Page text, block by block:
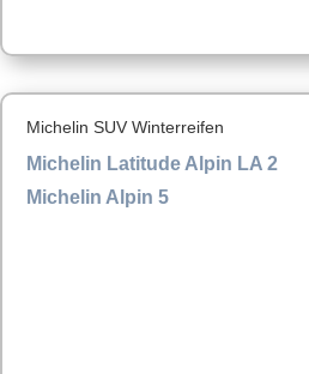
Michelin SUV Winterreifen
Michelin Latitude Alpin LA 2
Michelin Alpin 5